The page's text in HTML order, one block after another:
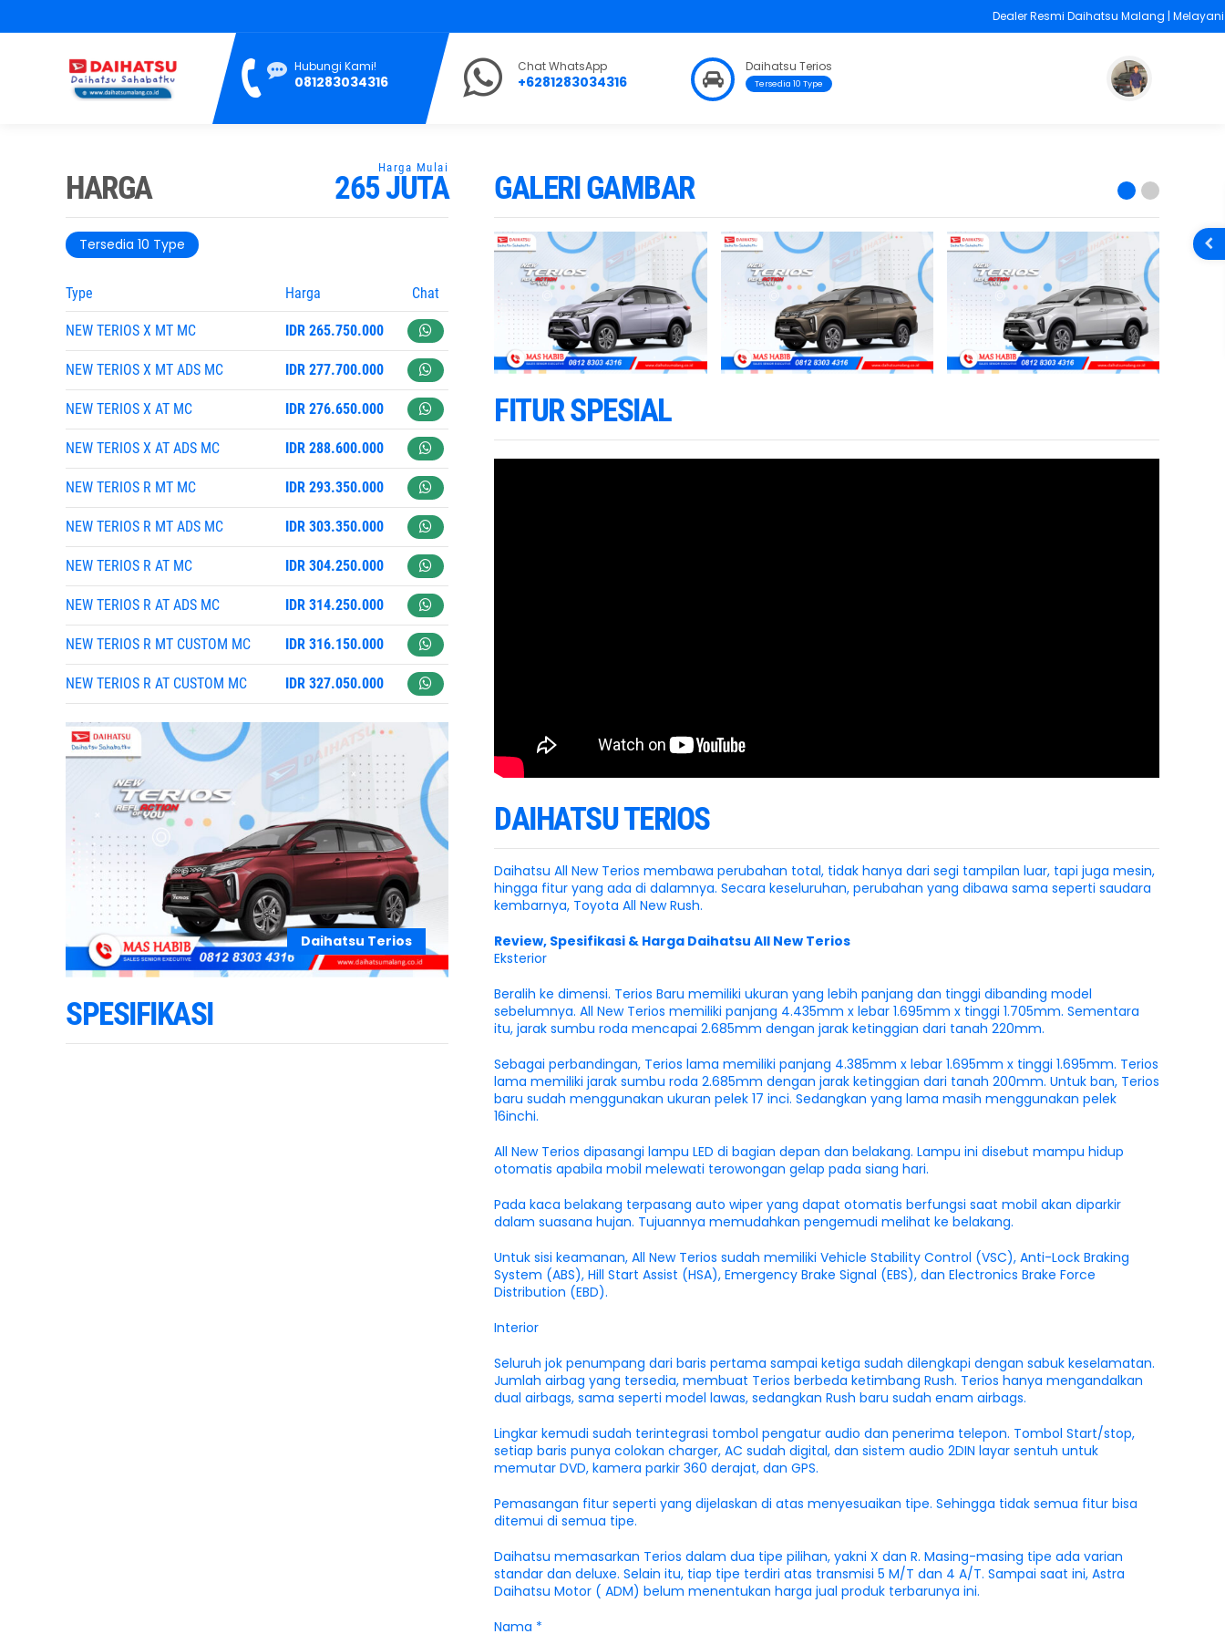
Dealer Resmi Daihatsu Malang | Melayani
Hubungi Kami!
081283034316
Chat WhatsApp
+6281283034316
Daihatsu Terios
Tersedia 10 Type
HARGA 265 JUTA
Tersedia 10 Type
Type Harga Chat
NEW TERIOS X MT MC IDR 265.750.000
NEW TERIOS X MT ADS MC IDR 277.700.000
NEW TERIOS X AT MC IDR 276.650.000
NEW TERIOS X AT ADS MC IDR 288.600.000
NEW TERIOS R MT MC IDR 293.350.000
NEW TERIOS R MT ADS MC IDR 303.350.000
NEW TERIOS R AT MC IDR 304.250.000
NEW TERIOS R AT ADS MC IDR 314.250.000
NEW TERIOS R MT CUSTOM MC IDR 316.150.000
NEW TERIOS R AT CUSTOM MC IDR 327.050.000
Daihatsu Terios
SPESIFIKASI
GALERI GAMBAR
FITUR SPESIAL
DAIHATSU TERIOS
Daihatsu All New Terios membawa perubahan total, tidak hanya dari segi tampilan luar, tapi juga mesin,
hingga fitur yang ada di dalamnya. Secara keseluruhan, perubahan yang dibawa sama seperti saudara
kembarnya, Toyota All New Rush.
Review, Spesifikasi & Harga Daihatsu All New Terios
Eksterior
Beralih ke dimensi. Terios Baru memiliki ukuran yang lebih panjang dan tinggi dibanding model
sebelumnya. All New Terios memiliki panjang 4.435mm x lebar 1.695mm x tinggi 1.705mm. Sementara
itu, jarak sumbu roda mencapai 2.685mm dengan jarak ketinggian dari tanah 220mm.
Sebagai perbandingan, Terios lama memiliki panjang 4.385mm x lebar 1.695mm x tinggi 1.695mm. Terios
lama memiliki jarak sumbu roda 2.685mm dengan jarak ketinggian dari tanah 200mm. Untuk ban, Terios
baru sudah menggunakan ukuran pelek 17 inci. Sedangkan yang lama masih menggunakan pelek
16inchi.
All New Terios dipasangi lampu LED di bagian depan dan belakang. Lampu ini disebut mampu hidup
otomatis apabila mobil melewati terowongan gelap pada siang hari.
Pada kaca belakang terpasang auto wiper yang dapat otomatis berfungsi saat mobil akan diparkir
dalam suasana hujan. Tujuannya memudahkan pengemudi melihat ke belakang.
Untuk sisi keamanan, All New Terios sudah memiliki Vehicle Stability Control (VSC), Anti-Lock Braking
System (ABS), Hill Start Assist (HSA), Emergency Brake Signal (EBS), dan Electronics Brake Force
Distribution (EBD).
Interior
Seluruh jok penumpang dari baris pertama sampai ketiga sudah dilengkapi dengan sabuk keselamatan.
Jumlah airbag yang tersedia, membuat Terios berbeda ketimbang Rush. Terios hanya mengandalkan
dual airbags, sama seperti model lawas, sedangkan Rush baru sudah enam airbags.
Lingkar kemudi sudah terintegrasi tombol pengatur audio dan penerima telepon. Tombol Start/stop,
setiap baris punya colokan charger, AC sudah digital, dan sistem audio 2DIN layar sentuh untuk
memutar DVD, kamera parkir 360 derajat, dan GPS.
Pemasangan fitur seperti yang dijelaskan di atas menyesuaikan tipe. Sehingga tidak semua fitur bisa
ditemui di semua tipe.
Daihatsu memasarkan Terios dalam dua tipe pilihan, yakni X dan R. Masing-masing tipe ada varian
standar dan deluxe. Selain itu, tiap tipe terdiri atas transmisi 5 M/T dan 4 A/T. Sampai saat ini, Astra
Daihatsu Motor ( ADM) belum menentukan harga jual produk terbarunya ini.
Nama *